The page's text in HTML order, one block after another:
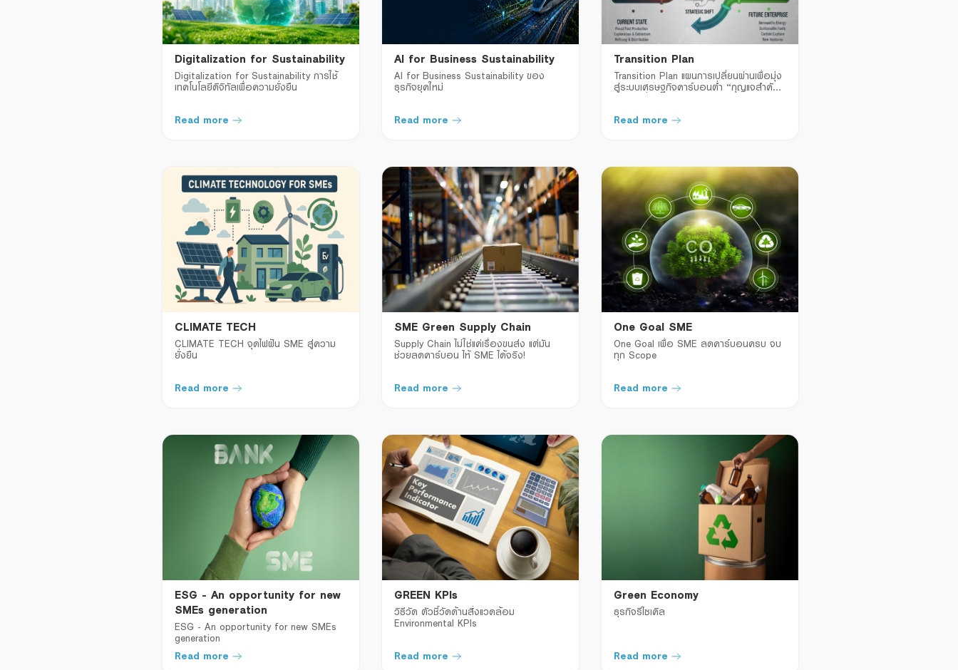
Digitalization for Sustainability
Digitalization for Sustainability การใช้
เทคโนโลยีดิจิทัลเพื่อความยั่งยืน
Read more
AI for Business Sustainability
AI for Business Sustainability ของ
ธุรกิจยุคใหม่
Read more
Transition Plan
Transition Plan แผนการเปลี่ยนผ่านเพื่อมุ่ง
สู่ระบบเศรษฐกิจคาร์บอนต่ำ “กุญแจสำคัญ
Read more
CLIMATE TECH
CLIMATE TECH จุดไฟฝัน SME สู่ความ
ยั่งยืน
Read more
SME Green Supply Chain
Supply Chain ไม่ใช่แค่เรื่องขนส่ง แต่มัน
ช่วยลดคาร์บอน ไห้ SME ได้จริง!
Read more
One Goal SME
One Goal เพื่อ SME ลดคาร์บอนครบ จบ
ทุก Scope
Read more
ESG - An opportunity for new
SMEs generation
ESG - An opportunity for new SMEs
generation
Read more
GREEN KPIs
วิธีวัด ตัวชี้วัดด้านสิ่งแวดล้อม
Environmental KPIs
Read more
Green Economy
ธุรกิจรีไซเคิล
Read more